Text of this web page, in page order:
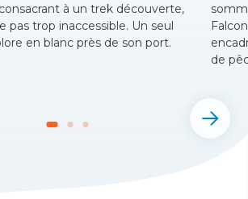
à un trek découverte,
pas trop inaccessible. Un seul
en blanc près de son port.
de